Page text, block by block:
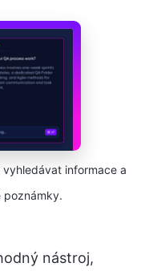
informace a
nástroj,